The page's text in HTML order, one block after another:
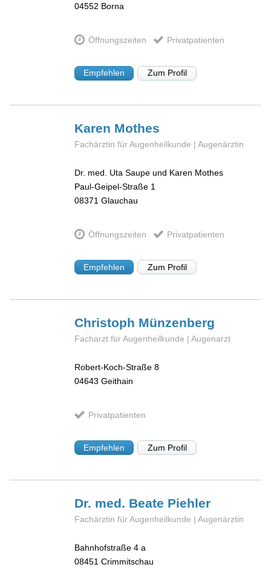
04552 Borna
Öffnungszeiten Privatpatienten
Empfehlen Zum Profil
Karen Mothes
Fachärztin für Augenheilkunde | Augenärztin
Dr. med. Uta Saupe und Karen Mothes
Paul-Geipel-Straße 1
08371 Glauchau
Öffnungszeiten Privatpatienten
Empfehlen Zum Profil
Christoph Münzenberg
Facharzt für Augenheilkunde | Augenarzt
Robert-Koch-Straße 8
04643 Geithain
Privatpatienten
Empfehlen Zum Profil
Dr. med. Beate Piehler
Fachärztin für Augenheilkunde | Augenärztin
Bahnhofstraße 4 a
08451 Crimmitschau